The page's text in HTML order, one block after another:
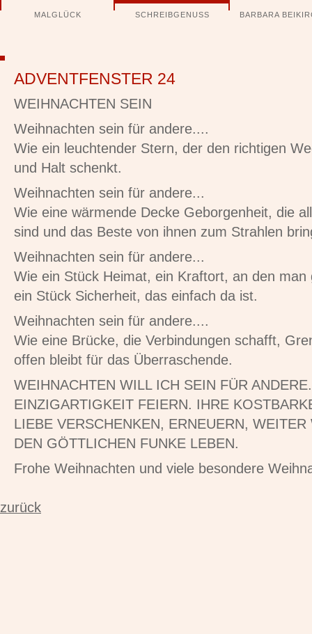
überspringenMALGLÜCK SCHREIBGENUSS BARBARA
ADVENTFENSTER 24
WEIHNACHTEN SEIN
Weihnachten sein für andere....
Wie ein leuchtender Stern, der den richtigen
und Halt schenkt.
Weihnachten sein für andere...
Wie eine wärmende Decke Geborgenheit, die
sind und das Beste von ihnen zum Strahlen
Weihnachten sein für andere...
Wie ein Stück Heimat, ein Kraftort, an den
ein Stück Sicherheit, das einfach da ist.
Weihnachten sein für andere....
Wie eine Brücke, die Verbindungen schafft,
offen bleibt für das Überraschende.
WEIHNACHTEN WILL ICH SEIN FÜR
EINZIGARTIGKEIT FEIERN. IHRE
LIEBE VERSCHENKEN, ERNEUERN,
DEN GÖTTLICHEN FUNKE LEBEN.
Frohe Weihnachten und viele besondere
zurück